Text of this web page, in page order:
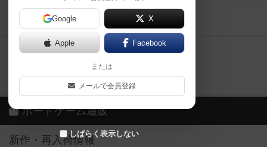
Google X
Apple Facebook
または
メールで会員登録
しばらく表示しない
ボドとも・会員一覧
ボードゲーム業界コラム
ボドゲーマご利用案内
ボードゲーム通販
新作・再入荷情報